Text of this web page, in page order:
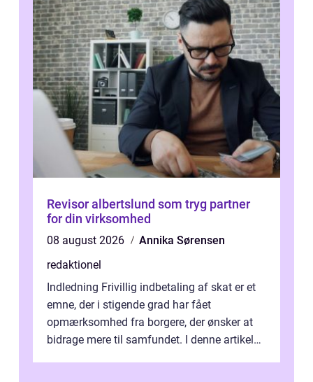
Revisor albertslund som tryg partner
for din virksomhed
08 august 2026
Annika Sørensen
redaktionel
Indledning Frivillig indbetaling af skat er et
emne, der i stigende grad har fået
opmærksomhed fra borgere, der ønsker at
bidrage mere til samfundet. I denne artikel